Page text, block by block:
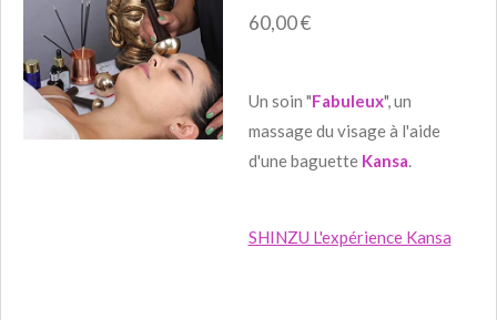
60,00 €
Un soin "Fabuleux", un
massage du visage à l'aide
d'une baguette Kansa.
SHINZU L'expérience Kansa